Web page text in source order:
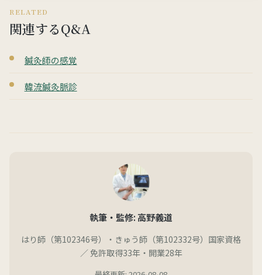
RELATED
関連するQ&A
鍼灸師の感覚
韓流鍼灸脈診
執筆・監修: 高野義道
はり師（第102346号）・きゅう師（第102332号）国家資格
／ 免許取得33年・開業28年